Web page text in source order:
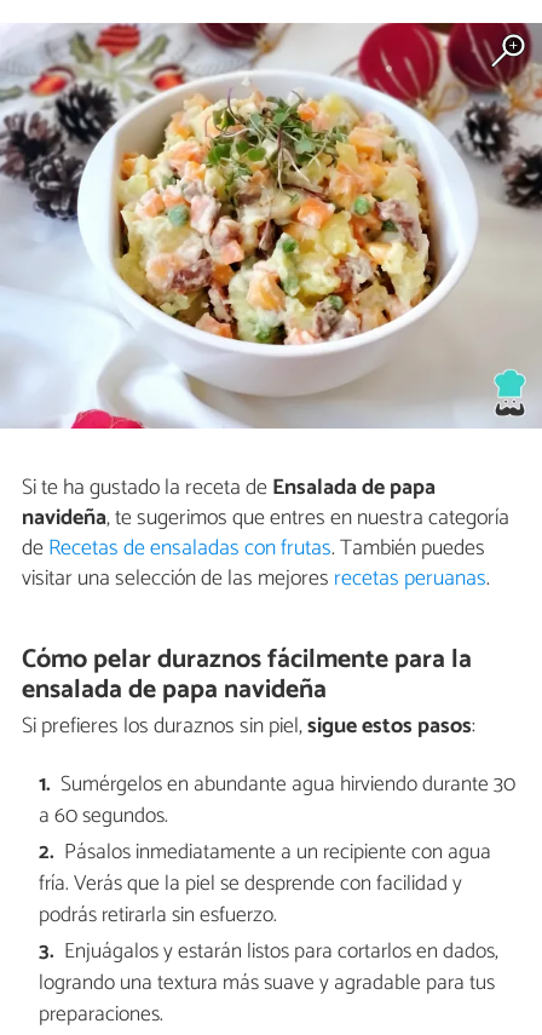
Si te ha gustado la receta deEnsalada de papa
navideña, te sugerimos que entres en nuestra categoría
deRecetas de ensaladas con frutas. También puedes
visitar una selección de las mejores recetas peruanas.
Cómo pelar duraznos fácilmente para la
ensalada de papa navideña
Si prefieres los duraznos sin piel,sigue estos pasos:
Sumérgelos en abundante agua hirviendo durante 30
a 60 segundos.
Pásalos inmediatamente a un recipiente con agua
fría. Verás que la piel se desprende con facilidad y
podrás retirarla sin esfuerzo.
Enjuágalos y estarán listos para cortarlos en dados,
logrando una textura más suave y agradable para tus
preparaciones.